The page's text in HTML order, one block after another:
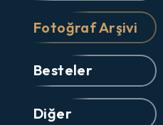
Fotoğraf Arşivi
Besteler
Diğer